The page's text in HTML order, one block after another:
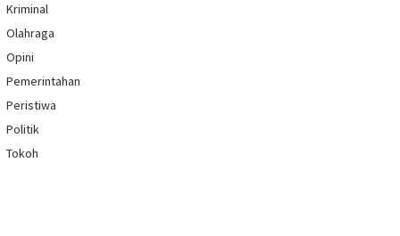
Kriminal
Olahraga
Opini
Pemerintahan
Peristiwa
Politik
Tokoh